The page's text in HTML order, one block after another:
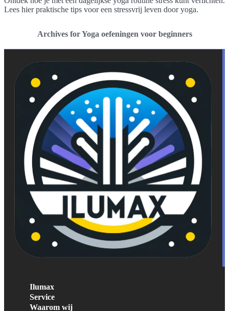
Lees hier praktische tips voor een stressvrij leven door yoga.
Archives for Yoga oefeningen voor beginners
Ilumax
Service
Waarom wij